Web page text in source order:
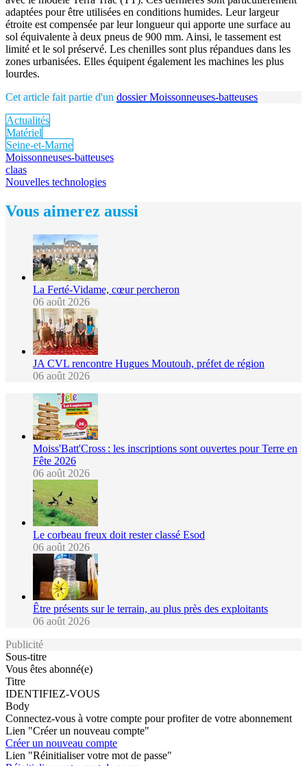
adaptées pour être utilisées en conditions humides. Leur largeur
étroite est compensée par leur longueur qui apporte une surface au
sol équivalente à deux pneus de 900 mm. Ainsi, le tassement est
limité et le sol préservé. Les chenilles sont plus répandues dans les
zones urbanisées. Elles équipent également les machines les plus
lourdes.
Cet article fait partie d'un dossier Moissonneuses-batteuses
Actualités
Matériel
Seine-et-Marne
Moissonneuses-batteuses
claas
Nouvelles technologies
Vous aimerez aussi
La Ferté-Vidame, cœur percheron
06 août 2026
JA CVL rencontre Hugues Moutouh, préfet de région
06 août 2026
Moiss'Batt'Cross : les inscriptions sont ouvertes pour Terre en
Fête 2026
06 août 2026
Le corbeau freux doit rester classé Esod
06 août 2026
Être présents sur le terrain, au plus près des exploitants
06 août 2026
Publicité
Sous-titre
Vous êtes abonné(e)
Titre
IDENTIFIEZ-VOUS
Body
Connectez-vous à votre compte pour profiter de votre abonnement
Lien "Créer un nouveau compte"
Créer un nouveau compte
Lien "Réinitialiser votre mot de passe"